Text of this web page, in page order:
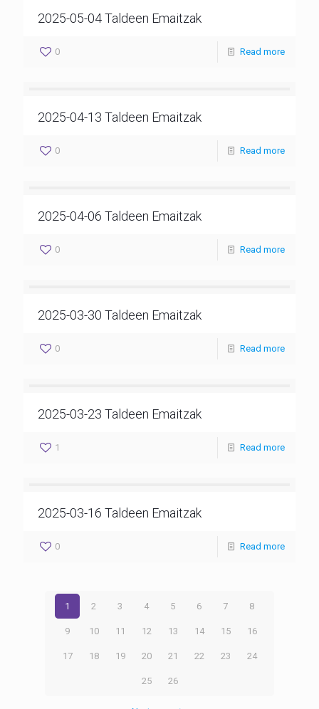
2025-05-04 Taldeen Emaitzak
0 Read more
2025-04-13 Taldeen Emaitzak
0 Read more
2025-04-06 Taldeen Emaitzak
0 Read more
2025-03-30 Taldeen Emaitzak
0 Read more
2025-03-23 Taldeen Emaitzak
1 Read more
2025-03-16 Taldeen Emaitzak
0 Read more
1 2 3 4 5 6 7 8
9 10 11 12 13 14 15 16
17 18 19 20 21 22 23 24
25 26